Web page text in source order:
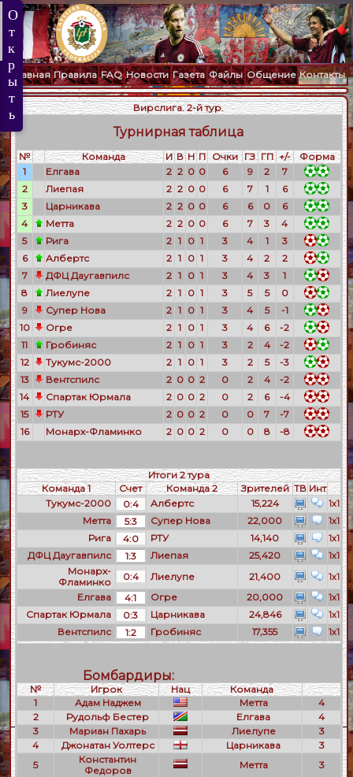
Главная Правила FAQ Новости Газета Файлы Общение Контакты
Вирслига. 2-й тур.
Турнирная таблица
№ Команда И В Н П Очки ГЗ ГП +/-
Форма
1
Елгава 2 2 0 0 6 9 2
7
2
Лиепая 2 2 0 0 6 7 1
6
3
Царникава 2 2 0 0 6 6 0
6
4
Метта 2 2 0 0 6 7 3
4
5
Рига 2 1 0 1 3 4 1
3
6
Албертс 2 1 0 1 3 4 2
2
7
ДФЦ Даугавпилс 2 1 0 1 3 4 3
1
8
Лиелупе 2 1 0 1 3 5 5
0
9
Супер Нова 2 1 0 1 3 4 5
-1
10
Огре 2 1 0 1 3 4 6
-2
11
Гробиняс 2 1 0 1 3 2 4
-2
12
Тукумс-2000 2 1 0 1 3 2 5
-3
13
Вентспилс 2 0 0 2 0 2 4
-2
14
Спартак Юрмала 2 0 0 2 0 2 6
-4
15
РТУ 2 0 0 2 0 0 7
-7
16
Монарх-Фламинко 2 0 0 2 0 0 8 -8
Итоги 2 тура
Команда 1
Счет Команда 2 Зрителей ТВ Инт
Тукумс-2000
0:4 Албертс 15,224 1x1
Метта 5:3 Супер Нова 22,000 1x1
Рига 4:0 РТУ 14,140 1x1
ДФЦ Даугавпилс 1:3 Лиепая 25,420 1x1
Монарх-
Фламинко
0:4 Лиелупе 21,400 1x1
Елгава 4:1 Огре 20,000 1x1
Спартак Юрмала 0:3 Царникава 24,846 1x1
Вентспилс 1:2 Гробиняс 17,355 1x1
Бомбардиры:
№ Игрок Нац
Команда
1
Адам Наджем Метта
4
2
Рудольф Бестер Елгава
4
3
Мариан Пахарь Лиелупе
3
4
Джонатан Уолтерс Царникава
3
5
Константин
Федоров
Метта
3